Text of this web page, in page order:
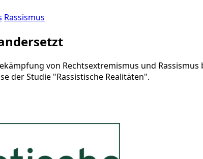
Rassismus
von Rechtsextremismus und
der Studie "Rassistische Realitäten".